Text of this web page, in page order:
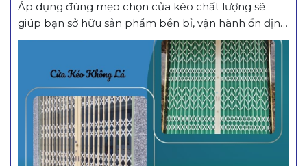
Áp dụng đúng mẹo chọn cửa kéo chất lượng sẽ
giúp bạn sở hữu sản phẩm bền bỉ, vận hành ổn định
và đảm bảo an toàn cho công trình. Vì Sao Cần Biết
Mẹo Chọn Cửa Kéo Chất Lượng? Hiện nay, cửa kéo
được sử dụng phổ biến tại nhà ở, cửa hàng, kho...